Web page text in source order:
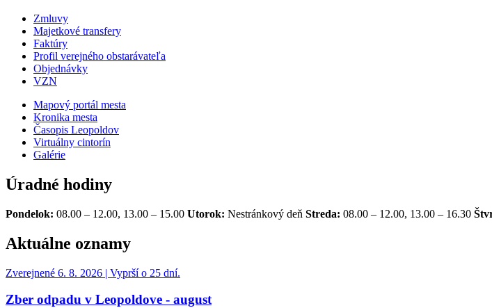
Zmluvy
Majetkové transfery
Faktúry
Profil verejného obstarávateľa
Objednávky
VZN
Mapový portál mesta
Kronika mesta
Časopis Leopoldov
Virtuálny cintorín
Galérie
Úradné hodiny
Pondelok: 08.00 – 12.00, 13.00 – 15.00 Utorok: Nestránkový deň Streda: 08.00 – 12.00, 13.00 – 16.30
Aktuálne oznamy
Zverejnené 6. 8. 2026 | Vyprší o 25 dní.
Zber odpadu v Leopoldove - august